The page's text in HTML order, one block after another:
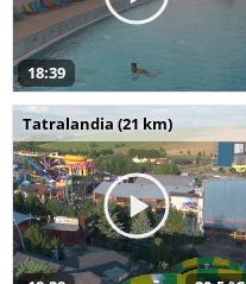
18:39
Tatralandia (21 km)